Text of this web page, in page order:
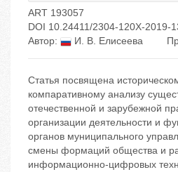
ART 193057
DOI 10.24411/2304-120X-2019-
Автор:
И. В. Елисеева
Статья посвящена
компаративному анализу
отечественной и зарубежной
организации деятельности и
органов муниципального
смены формаций общества и
информационно-цифровых